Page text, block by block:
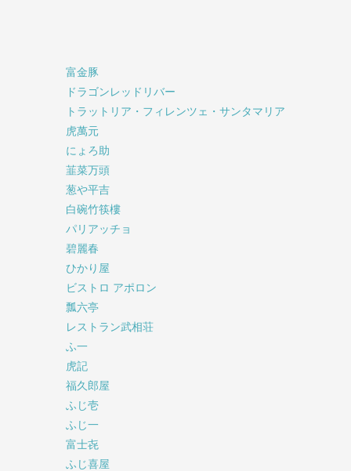
富金豚
ドラゴンレッドリバー
トラットリア・フィレンツェ・サンタマリア
虎萬元
にょろ助
韮菜万頭
葱や平吉
白碗竹筷樓
パリアッチョ
碧麗春
ひかり屋
ビストロ アポロン
瓢六亭
レストラン武相荘
ふ一
虎記
福久郎屋
ふじ壱
ふじ一
富士㐂
ふじ喜屋